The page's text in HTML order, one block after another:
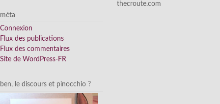
méta
Connexion
Flux des publications
Flux des commentaires
Site de WordPress-FR
ben, le discours et pinocchio ?
thecroute.com